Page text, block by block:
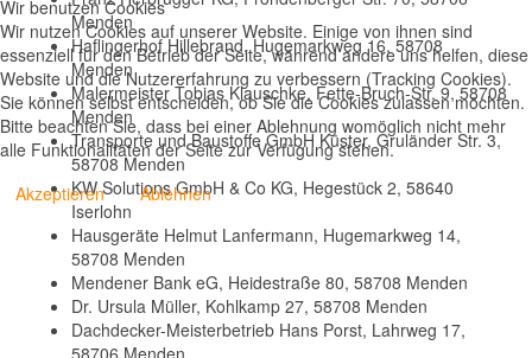
Menden
Haflingerhof Hillebrand, Hugemarkweg 16, 58708
Menden
Malermeister Tobias Klauschke, Fette-Bruch-Str. 9, 58708
Menden
Transporte und Baustoffe GmbH Küster, Gruländer Str. 3,
58708 Menden
KW Solutions GmbH & Co KG, Hegestück 2, 58640
Iserlohn
Hausgeräte Helmut Lanfermann, Hugemarkweg 14,
58708 Menden
Mendener Bank eG, Heidestraße 80, 58708 Menden
Dr. Ursula Müller, Kohlkamp 27, 58708 Menden
Dachdecker-Meisterbetrieb Hans Porst, Lahrweg 17,
58706 Menden
Wir benutzen Cookies
Wir nutzen Cookies auf unserer Website. Einige von ihnen sind
essenziell für den Betrieb der Seite, während andere uns helfen, diese
Website und die Nutzererfahrung zu verbessern (Tracking Cookies).
Sie können selbst entscheiden, ob Sie die Cookies zulassen möchten.
Bitte beachten Sie, dass bei einer Ablehnung womöglich nicht mehr
alle Funktionalitäten der Seite zur Verfügung stehen.
Akzeptieren
Ablehnen